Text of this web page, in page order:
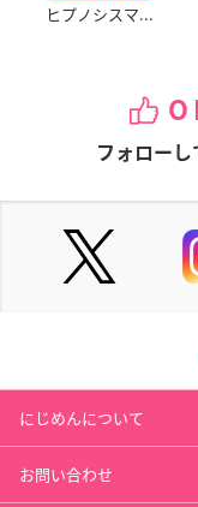
ヒプノシスマ...
フォローし
にじめんについて
お問い合わせ